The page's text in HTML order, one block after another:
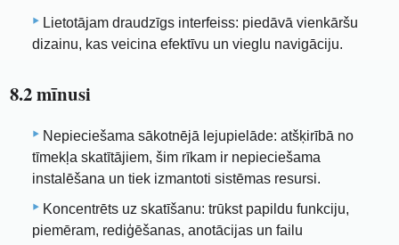
Lietotājam draudzīgs interfeiss: piedāvā vienkāršu
dizainu, kas veicina efektīvu un vieglu navigāciju.
8.2 mīnusi
Nepieciešama sākotnējā lejupielāde: atšķirībā no
tīmekļa skatītājiem, šim rīkam ir nepieciešama
instalēšana un tiek izmantoti sistēmas resursi.
Koncentrēts uz skatīšanu: trūkst papildu funkciju,
piemēram, rediģēšanas, anotācijas un failu